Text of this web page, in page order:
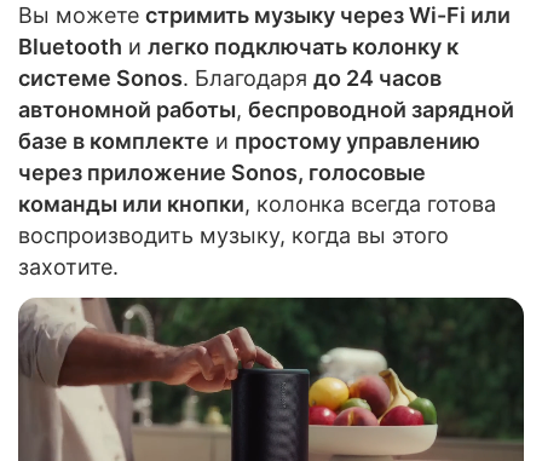
Вы можете стримить музыку через Wi-Fi или
Bluetooth и легко подключать колонку к
системе Sonos. Благодаря до 24 часов
автономной работы, беспроводной зарядной
базе в комплекте и простому управлению
через приложение Sonos, голосовые
команды или кнопки, колонка всегда готова
воспроизводить музыку, когда вы этого
захотите.